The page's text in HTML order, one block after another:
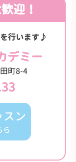
迎！
行います♪
デミー
町8-4
ン
ら